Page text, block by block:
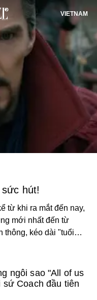
VIETNAM
hút!
từ khi ra mắt đến nay,
mới nhất đến từ
thông, kéo dài "tuổi
xuất. Với "Doctor
thưởng ngoạn
lập dị, chủ nghĩa siêu
sau 6 năm
ngôi sao "All of us
Coach đầu tiên